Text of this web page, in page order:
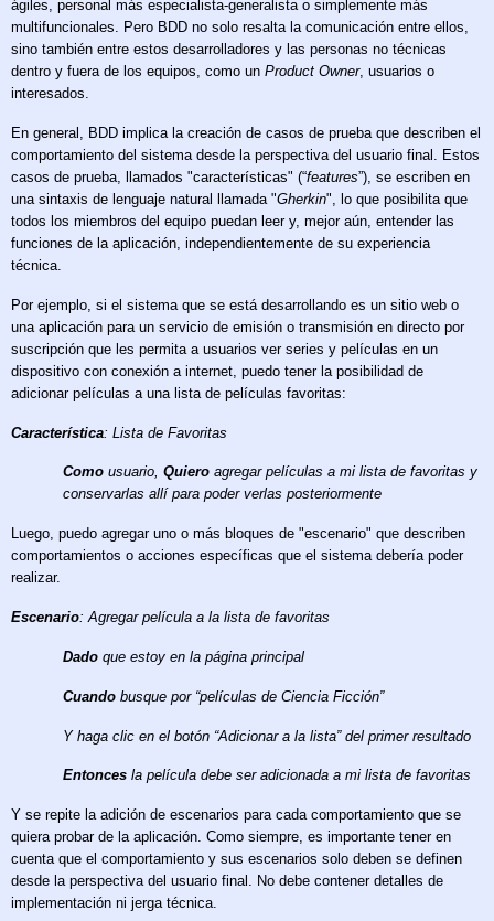
ágiles, personal más especialista-generalista o simplemente más
multifuncionales. Pero BDD no solo resalta la comunicación entre ellos,
sino también entre estos desarrolladores y las personas no técnicas
dentro y fuera de los equipos, como un Product Owner, usuarios o
interesados.
En general, BDD implica la creación de casos de prueba que describen el
comportamiento del sistema desde la perspectiva del usuario final. Estos
casos de prueba, llamados "características" (“features”), se escriben en
una sintaxis de lenguaje natural llamada "Gherkin", lo que posibilita que
todos los miembros del equipo puedan leer y, mejor aún, entender las
funciones de la aplicación, independientemente de su experiencia
técnica.
Por ejemplo, si el sistema que se está desarrollando es un sitio web o
una aplicación para un servicio de emisión o transmisión en directo por
suscripción que les permita a usuarios ver series y películas en un
dispositivo con conexión a internet, puedo tener la posibilidad de
adicionar películas a una lista de películas favoritas:
Característica: Lista de Favoritas
Como usuario,Quiero agregar películas a mi lista de favoritas y
conservarlas allí para poder verlas posteriormente
Luego, puedo agregar uno o más bloques de "escenario" que describen
comportamientos o acciones específicas que el sistema debería poder
realizar.
Escenario: Agregar película a la lista de favoritas
Dado que estoy en la página principal
Cuando busque por “películas de Ciencia Ficción”
Y haga clic en el botón “Adicionar a la lista” del primer resultado
Entonces la película debe ser adicionada a mi lista de favoritas
Y se repite la adición de escenarios para cada comportamiento que se
quiera probar de la aplicación. Como siempre, es importante tener en
cuenta que el comportamiento y sus escenarios solo deben se definen
desde la perspectiva del usuario final. No debe contener detalles de
implementación ni jerga técnica.